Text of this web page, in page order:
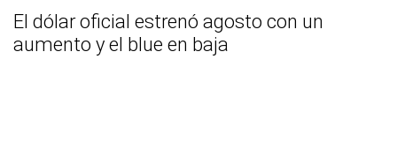
El dólar oficial estrenó agosto con un
aumento y el blue en baja